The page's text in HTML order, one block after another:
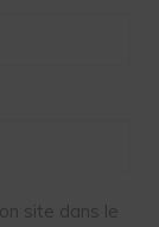
site dans le